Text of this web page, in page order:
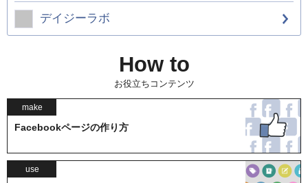
デイジーラボ
How to
お役立ちコンテンツ
make
Facebookページの作り方
use